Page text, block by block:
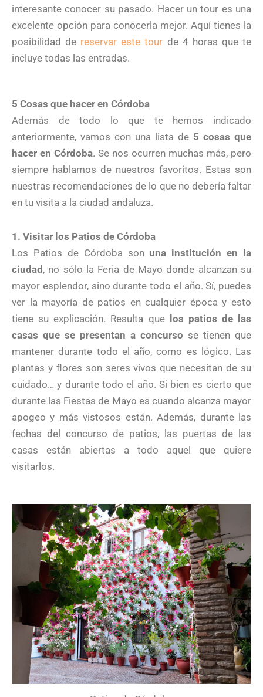
interesante conocer su pasado. Hacer un tour es una
excelente opción para conocerla mejor. Aquí tienes la
posibilidad de reservar este tour de 4 horas que te
incluye todas las entradas.
5 Cosas que hacer en Córdoba
Además de todo lo que te hemos indicado
anteriormente, vamos con una lista de 5 cosas que
hacer en Córdoba. Se nos ocurren muchas más, pero
siempre hablamos de nuestros favoritos. Estas son
nuestras recomendaciones de lo que no debería faltar
en tu visita a la ciudad andaluza.
1. Visitar los Patios de Córdoba
Los Patios de Córdoba son una institución en la
ciudad, no sólo la Feria de Mayo donde alcanzan su
mayor esplendor, sino durante todo el año. Sí, puedes
ver la mayoría de patios en cualquier época y esto
tiene su explicación. Resulta que los patios de las
casas que se presentan a concurso se tienen que
mantener durante todo el año, como es lógico. Las
plantas y flores son seres vivos que necesitan de su
cuidado… y durante todo el año. Si bien es cierto que
durante las Fiestas de Mayo es cuando alcanza mayor
apogeo y más vistosos están. Además, durante las
fechas del concurso de patios, las puertas de las
casas están abiertas a todo aquel que quiere
visitarlos.